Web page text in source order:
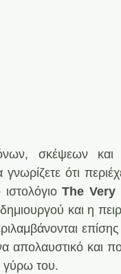
σκέψεων
γνωρίζετε ότι
The Very
δημιουργού και η
επίσης
απολαυστικό
γύρω του.